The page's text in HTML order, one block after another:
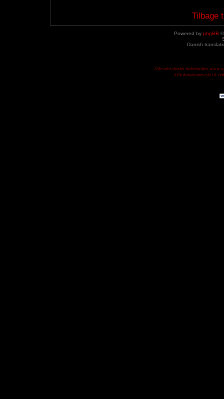
Tilbage
Powered by phpBB
Danish
Alle rettigheder forbeholdes
Alle donationer går til